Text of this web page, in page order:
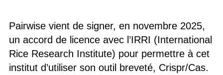
Pairwise vient de signer, en novembre 2025,
un accord de licence avec l’IRRI (International
Rice Research Institute) pour permettre à cet
institut d’utiliser son outil breveté, Crispr/Cas.